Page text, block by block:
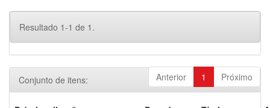
Resultado 1-1 de 1.
Anterior 1 Próximo
Conjunto de itens: